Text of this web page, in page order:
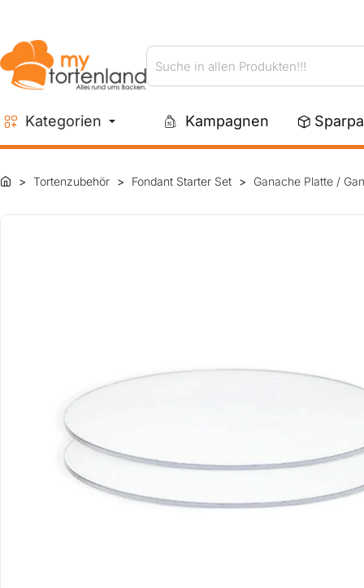
Suche
in
Produkten!!!
Kategorien Kampagnen
Tortenzubehör Fondant Starter Set Ganache Platte /